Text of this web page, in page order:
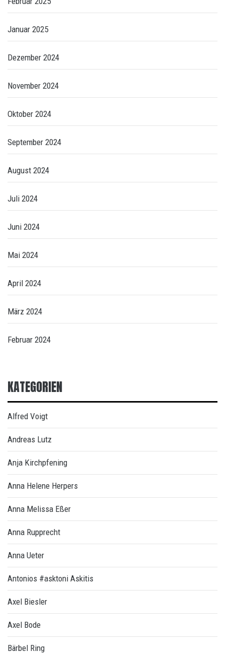
Januar 2025
Dezember 2024
November 2024
Oktober 2024
September 2024
August 2024
Juli 2024
Juni 2024
Mai 2024
April 2024
März 2024
Februar 2024
KATEGORIEN
Alfred Voigt
Andreas Lutz
Anja Kirchpfening
Anna Helene Herpers
Anna Melissa Eßer
Anna Rupprecht
Anna Ueter
Antonios #asktoni Askitis
Axel Biesler
Axel Bode
Bärbel Ring